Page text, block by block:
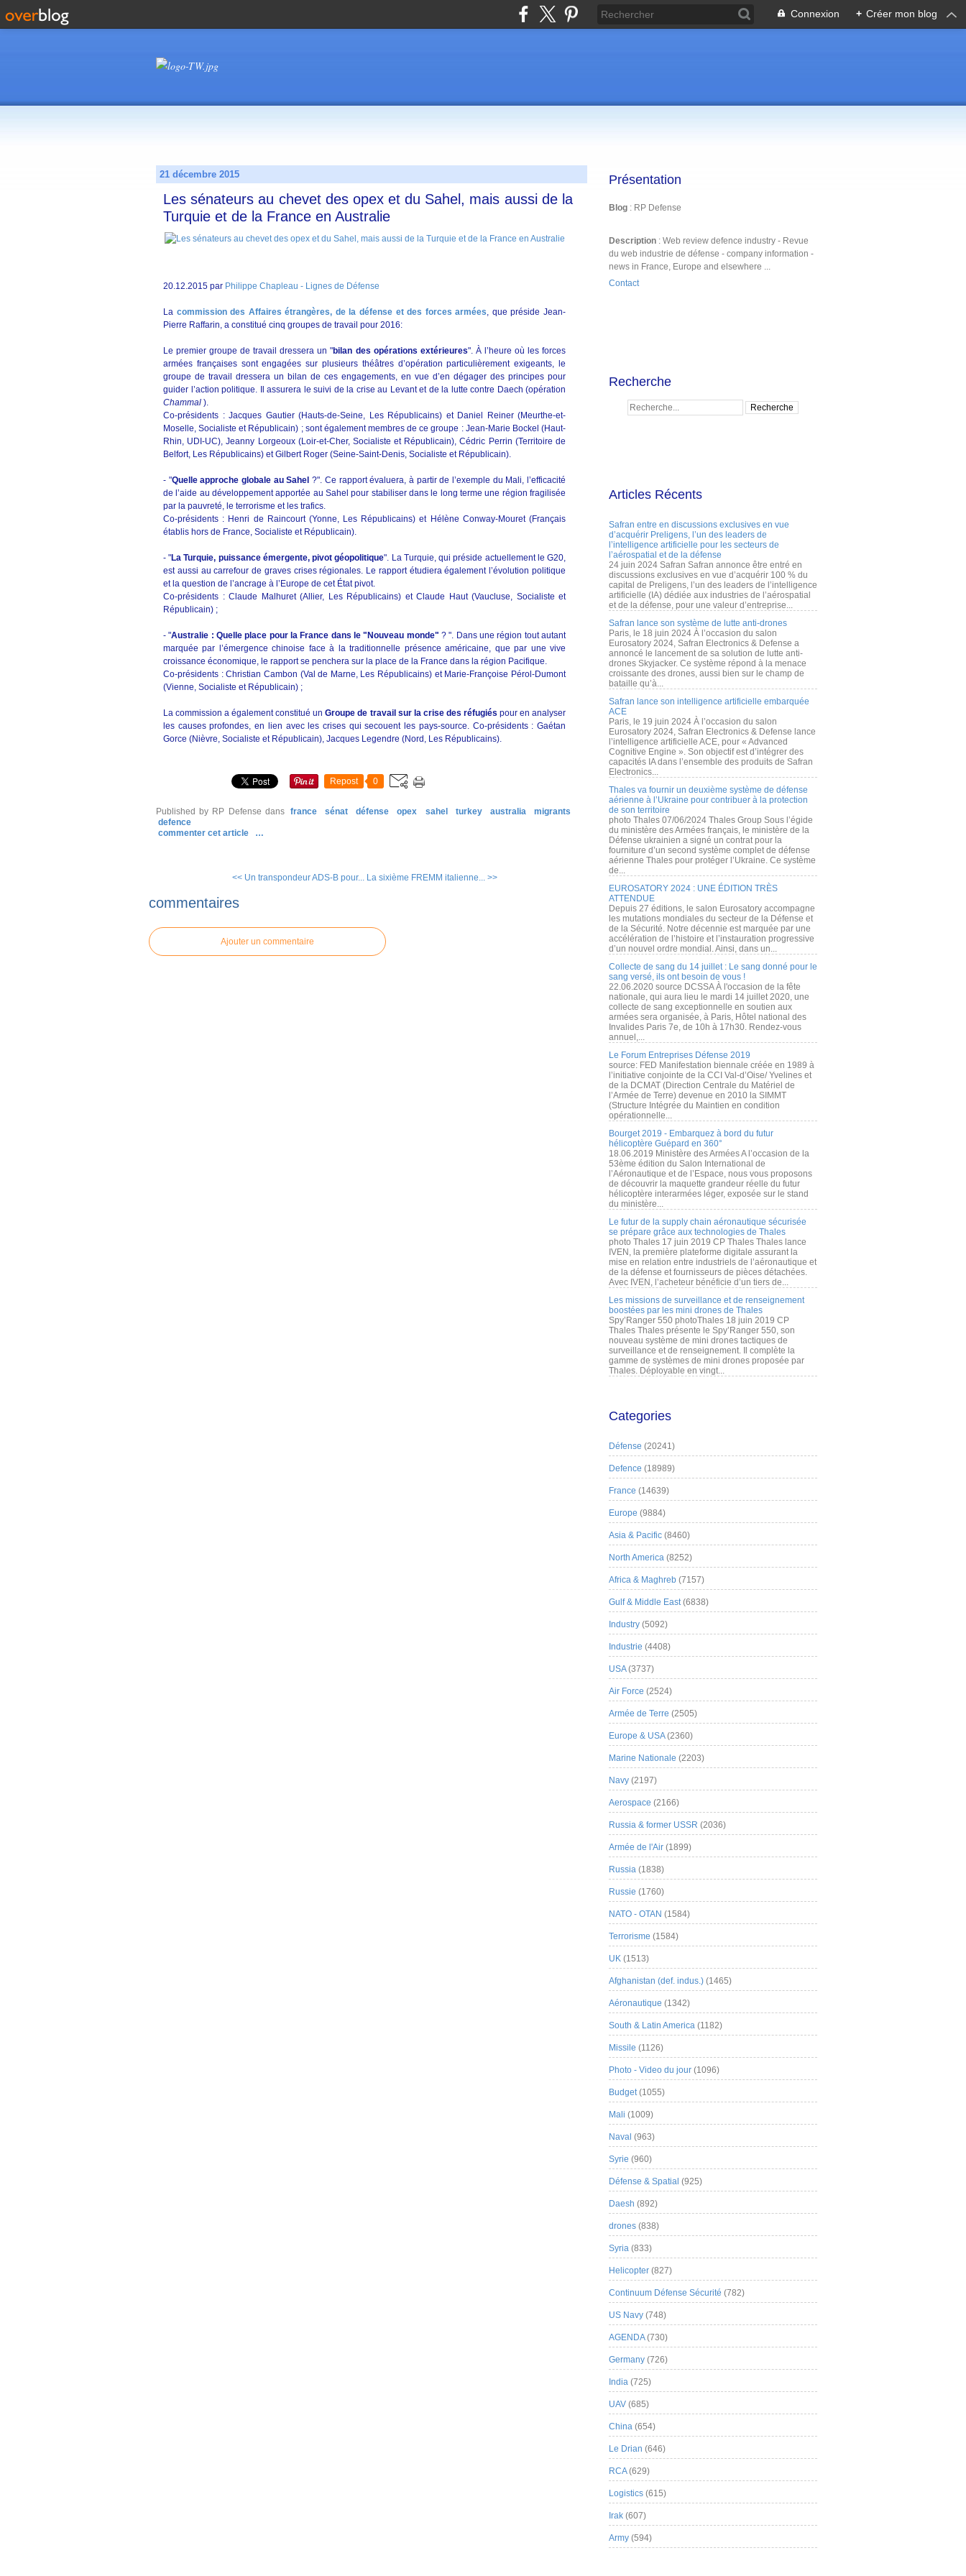
Connexion + Créer mon blog
21 décembre 2015
Les sénateurs au chevet des opex et du Sahel, mais aussi de la
Turquie et de la France en Australie
20.12.2015 par Philippe Chapleau - Lignes de Défense
La commission des Affaires étrangères, de la défense et des forces armées, que préside Jean-
Pierre Raffarin, a constitué cinq groupes de travail pour 2016:
Le premier groupe de travail dressera un "bilan des opérations extérieures". À l’heure où les forces
armées françaises sont engagées sur plusieurs théâtres d’opération particulièrement exigeants, le
groupe de travail dressera un bilan de ces engagements, en vue d’en dégager des principes pour
guider l’action politique. Il assurera le suivi de la crise au Levant et de la lutte contre Daech (opération
Chammal ).
Co-présidents : Jacques Gautier (Hauts-de-Seine, Les Républicains) et Daniel Reiner (Meurthe-et-
Moselle, Socialiste et Républicain) ; sont également membres de ce groupe : Jean-Marie Bockel (Haut-
Rhin, UDI-UC), Jeanny Lorgeoux (Loir-et-Cher, Socialiste et Républicain), Cédric Perrin (Territoire de
Belfort, Les Républicains) et Gilbert Roger (Seine-Saint-Denis, Socialiste et Républicain).
- "Quelle approche globale au Sahel?". Ce rapport évaluera, à partir de l’exemple du Mali, l’efficacité
de l’aide au développement apportée au Sahel pour stabiliser dans le long terme une région fragilisée
par la pauvreté, le terrorisme et les trafics.
Co-présidents : Henri de Raincourt (Yonne, Les Républicains) et Hélène Conway-Mouret (Français
établis hors de France, Socialiste et Républicain).
- "La Turquie, puissance émergente, pivot géopolitique". La Turquie, qui préside actuellement le G20,
est aussi au carrefour de graves crises régionales. Le rapport étudiera également l’évolution politique
et la question de l’ancrage à l’Europe de cet État pivot.
Co-présidents : Claude Malhuret (Allier, Les Républicains) et Claude Haut (Vaucluse, Socialiste et
Républicain) ;
- "Australie : Quelle place pour la France dans le "Nouveau monde" ? ". Dans une région tout autant
marquée par l’émergence chinoise face à la traditionnelle présence américaine, que par une vive
croissance économique, le rapport se penchera sur la place de la France dans la région Pacifique.
Co-présidents : Christian Cambon (Val de Marne, Les Républicains) et Marie-Françoise Pérol-Dumont
(Vienne, Socialiste et Républicain) ;
La commission a également constitué unGroupe de travail sur la crise des réfugiés pour en analyser
les causes profondes, en lien avec les crises qui secouent les pays-source. Co-présidents : Gaétan
Gorce (Nièvre, Socialiste et Républicain), Jacques Legendre (Nord, Les Républicains).
Repost 0
Published by RP Defense dans france sénat défense opex sahel turkey australia
migrants
defence
commenter cet article
…
<< Un transpondeur ADS-B pour... La sixième FREMM italienne... >>
commentaires
Ajouter un commentaire
Présentation
Blog : RP Defense
Description : Web review defence industry - Revue
du web industrie de défense - company information -
news in France, Europe and elsewhere ...
Contact
Recherche
Articles Récents
Safran entre en discussions exclusives en vue
d’acquérir Preligens, l’un des leaders de
l’intelligence artificielle pour les secteurs de
l’aérospatial et de la défense
24 juin 2024 Safran Safran annonce être entré en
discussions exclusives en vue d’acquérir 100 % du
capital de Preligens, l’un des leaders de l’intelligence
artificielle (IA) dédiée aux industries de l’aérospatial
et de la défense, pour une valeur d’entreprise...
Safran lance son système de lutte anti-drones
Paris, le 18 juin 2024 À l’occasion du salon
Eurosatory 2024, Safran Electronics & Defense a
annoncé le lancement de sa solution de lutte anti-
drones Skyjacker. Ce système répond à la menace
croissante des drones, aussi bien sur le champ de
bataille qu’à...
Safran lance son intelligence artificielle embarquée
ACE
Paris, le 19 juin 2024 À l’occasion du salon
Eurosatory 2024, Safran Electronics & Defense lance
l’intelligence artificielle ACE, pour « Advanced
Cognitive Engine ». Son objectif est d’intégrer des
capacités IA dans l’ensemble des produits de Safran
Electronics...
Thales va fournir un deuxième système de défense
aérienne à l’Ukraine pour contribuer à la protection
de son territoire
photo Thales 07/06/2024 Thales Group Sous l’égide
du ministère des Armées français, le ministère de la
Défense ukrainien a signé un contrat pour la
fourniture d’un second système complet de défense
aérienne Thales pour protéger l’Ukraine. Ce système
de...
EUROSATORY 2024 : UNE ÉDITION TRÈS
ATTENDUE
Depuis 27 éditions, le salon Eurosatory accompagne
les mutations mondiales du secteur de la Défense et
de la Sécurité. Notre décennie est marquée par une
accélération de l’histoire et l’instauration progressive
d’un nouvel ordre mondial. Ainsi, dans un...
Collecte de sang du 14 juillet : Le sang donné pour le
sang versé, ils ont besoin de vous !
22.06.2020 source DCSSA À l'occasion de la fête
nationale, qui aura lieu le mardi 14 juillet 2020, une
collecte de sang exceptionnelle en soutien aux
armées sera organisée, à Paris, Hôtel national des
Invalides Paris 7e, de 10h à 17h30. Rendez-vous
annuel,...
Le Forum Entreprises Défense 2019
source: FED Manifestation biennale créée en 1989 à
l’initiative conjointe de la CCI Val-d’Oise/ Yvelines et
de la DCMAT (Direction Centrale du Matériel de
l’Armée de Terre) devenue en 2010 la SIMMT
(Structure Intégrée du Maintien en condition
opérationnelle...
Bourget 2019 - Embarquez à bord du futur
hélicoptère Guépard en 360°
18.06.2019 Ministère des Armées A l’occasion de la
53ème édition du Salon International de
l’Aéronautique et de l’Espace, nous vous proposons
de découvrir la maquette grandeur réelle du futur
hélicoptère interarmées léger, exposée sur le stand
du ministère...
Le futur de la supply chain aéronautique sécurisée
se prépare grâce aux technologies de Thales
photo Thales 17 juin 2019 CP Thales Thales lance
IVEN, la première plateforme digitale assurant la
mise en relation entre industriels de l’aéronautique et
de la défense et fournisseurs de pièces détachées.
Avec IVEN, l’acheteur bénéficie d’un tiers de...
Les missions de surveillance et de renseignement
boostées par les mini drones de Thales
Spy’Ranger 550 photoThales 18 juin 2019 CP
Thales Thales présente le Spy’Ranger 550, son
nouveau système de mini drones tactiques de
surveillance et de renseignement. Il complète la
gamme de systèmes de mini drones proposée par
Thales. Déployable en vingt...
Categories
Défense (20241)
Defence (18989)
France (14639)
Europe (9884)
Asia & Pacific (8460)
North America (8252)
Africa & Maghreb (7157)
Gulf & Middle East(6838)
Industry (5092)
Industrie (4408)
USA(3737)
Air Force (2524)
Armée de Terre (2505)
Europe & USA(2360)
Marine Nationale (2203)
Navy (2197)
Aerospace (2166)
Russia & former USSR (2036)
Armée de l'Air (1899)
Russia (1838)
Russie (1760)
NATO - OTAN (1584)
Terrorisme (1584)
UK (1513)
Afghanistan (def. indus.) (1465)
Aéronautique (1342)
South & Latin America (1182)
Missile (1126)
Photo - Video du jour (1096)
Budget(1055)
Mali (1009)
Naval (963)
Syrie (960)
Défense & Spatial (925)
Daesh (892)
drones (838)
Syria (833)
Helicopter (827)
Continuum Défense Sécurité (782)
US Navy (748)
AGENDA(730)
Germany (726)
India (725)
UAV (685)
China (654)
Le Drian (646)
RCA(629)
Logistics (615)
Irak (607)
Army (594)